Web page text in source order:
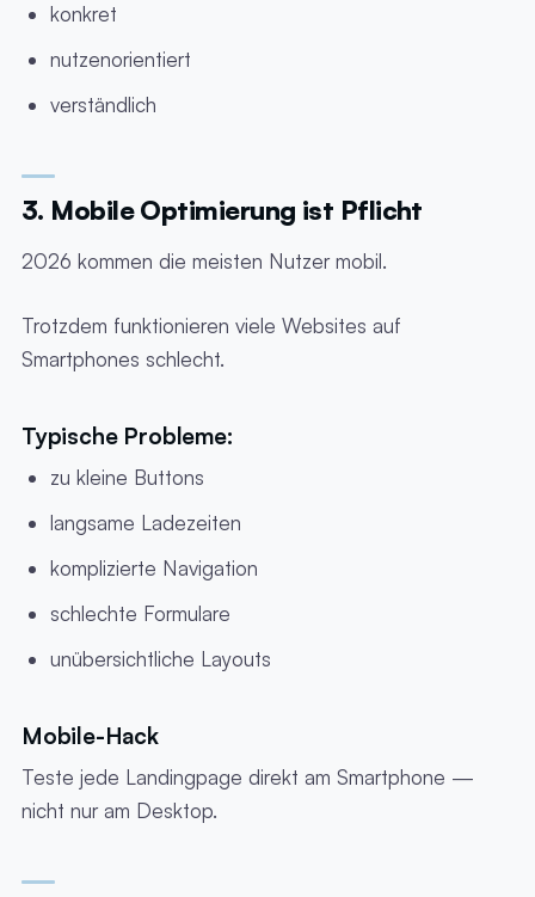
konkret
nutzenorientiert
verständlich
3. Mobile Optimierung ist Pflicht
2026 kommen die meisten Nutzer mobil.
Trotzdem funktionieren viele Websites auf
Smartphones schlecht.
Typische Probleme:
zu kleine Buttons
langsame Ladezeiten
komplizierte Navigation
schlechte Formulare
unübersichtliche Layouts
Mobile-Hack
Teste jede Landingpage direkt am Smartphone —
nicht nur am Desktop.